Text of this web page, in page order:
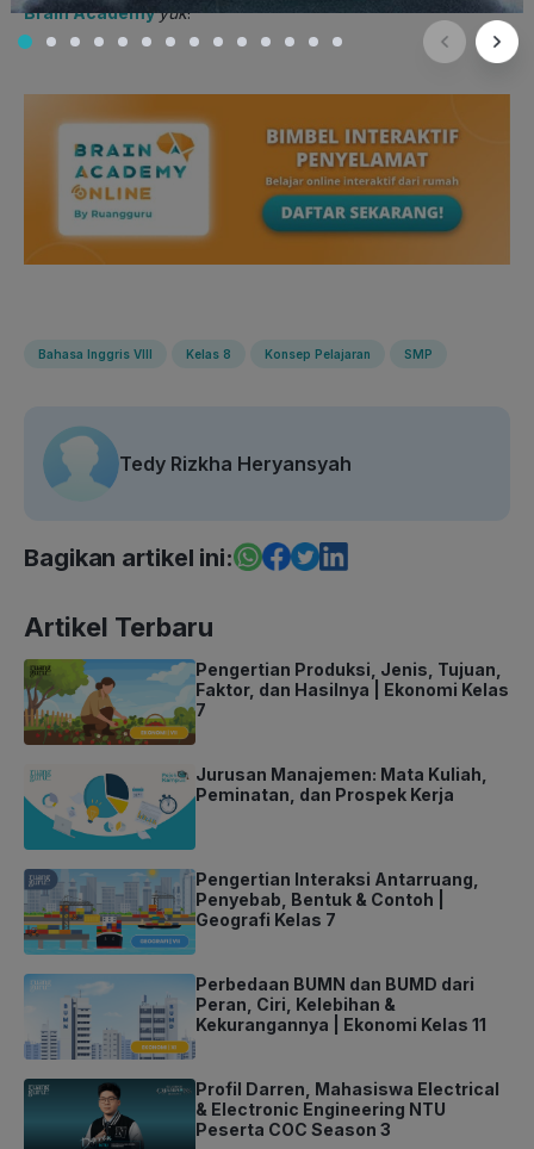
Brain Academyyuk!
Bahasa Inggris VIII Kelas 8 Konsep Pelajaran SMP
Tedy Rizkha Heryansyah
Bagikan artikel ini:
Artikel Terbaru
Pengertian Produksi, Jenis, Tujuan,
Faktor, dan Hasilnya | Ekonomi Kelas
7
Jurusan Manajemen: Mata Kuliah,
Peminatan, dan Prospek Kerja
Pengertian Interaksi Antarruang,
Penyebab, Bentuk & Contoh |
Geografi Kelas 7
Perbedaan BUMN dan BUMD dari
Peran, Ciri, Kelebihan &
Kekurangannya | Ekonomi Kelas 11
Profil Darren, Mahasiswa Electrical
& Electronic Engineering NTU
Peserta COC Season 3